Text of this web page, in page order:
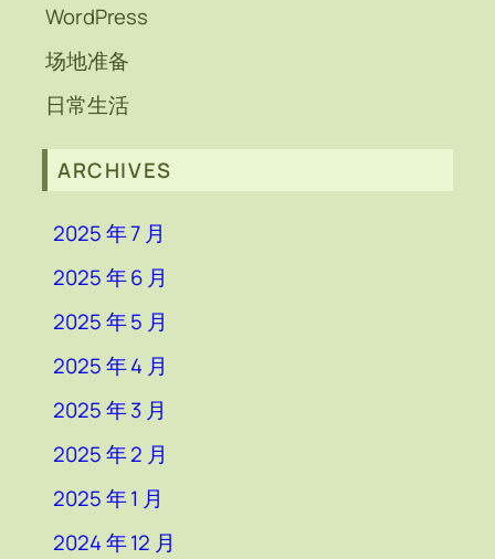
WordPress
场地准备
日常生活
ARCHIVES
2025 年 7 月
2025 年 6 月
2025 年 5 月
2025 年 4 月
2025 年 3 月
2025 年 2 月
2025 年 1 月
2024 年 12 月